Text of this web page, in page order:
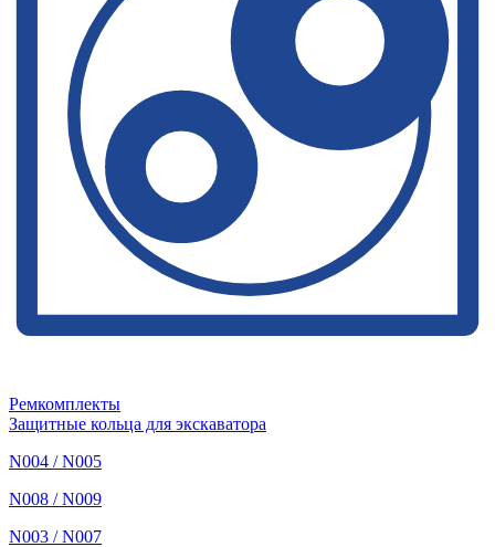
Ремкомплекты
Защитные кольца для экскаватора
N004 / N005
N008 / N009
N003 / N007